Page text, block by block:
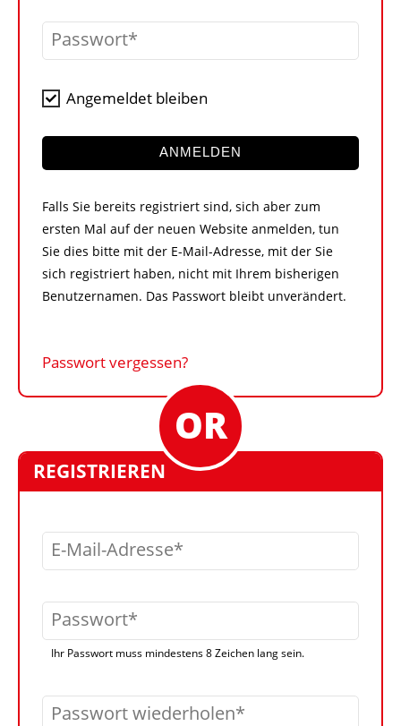
KRAN & BÜHNE
KONTAKT
Passwort
Angemeldet bleiben
ANMELDEN
Falls Sie bereits registriert sind, sich aber zum
ersten Mal auf der neuen Website anmelden, tun
Sie dies bitte mit der E-Mail-Adresse, mit der Sie
sich registriert haben, nicht mit Ihrem bisherigen
Benutzernamen. Das Passwort bleibt unverändert.
Passwort vergessen?
REGISTRIEREN
E-Mail-Adresse
Passwort
Ihr Passwort muss mindestens 8 Zeichen lang sein.
Passwort wiederholen